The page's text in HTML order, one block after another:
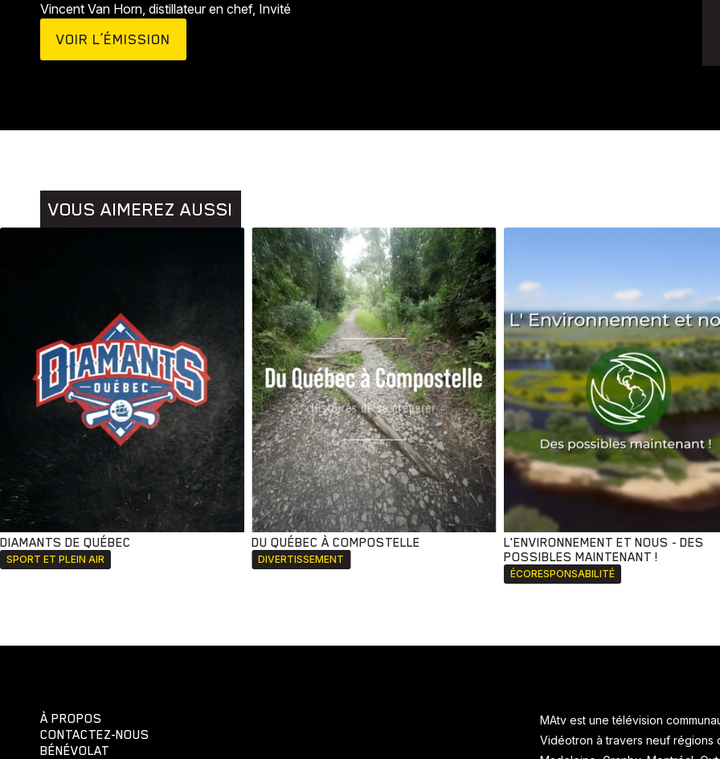
Vincent Van Horn, distillateur en chef, Invité
VOIR L’ÉMISSION
VOUS AIMEREZ AUSSI
DIAMANTS DE QUÉBEC
SPORT ET PLEIN AIR
DU QUÉBEC À COMPOSTELLE
DIVERTISSEMENT
L'ENVIRONNEMENT ET NOUS - DES
POSSIBLES MAINTENANT !
ÉCORESPONSABILITÉ
À PROPOS
CONTACTEZ-NOUS
BÉNÉVOLAT
MAtv est une télévision
Vidéotron à travers neuf régions